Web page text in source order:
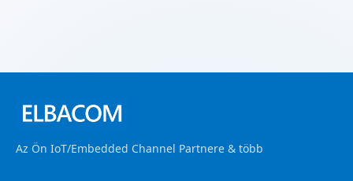
Az Ön IoT/Embedded Channel Partnere & több